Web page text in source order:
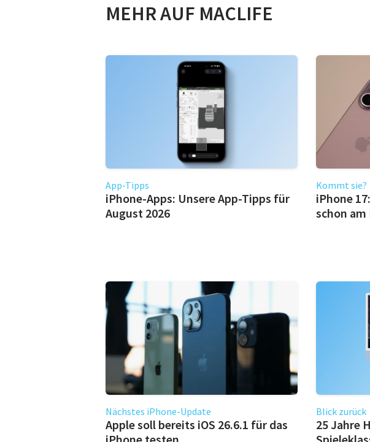
MEHR AUF MACLIFE
App-Tipps
iPhone-Apps: Unsere App-Tipps für
August 2026
Kommt sie?
iPhone
schon
Nächstes iPhone-Update
Apple soll bereits iOS 26.6.1 für das
Blick zurück
25 Jahre